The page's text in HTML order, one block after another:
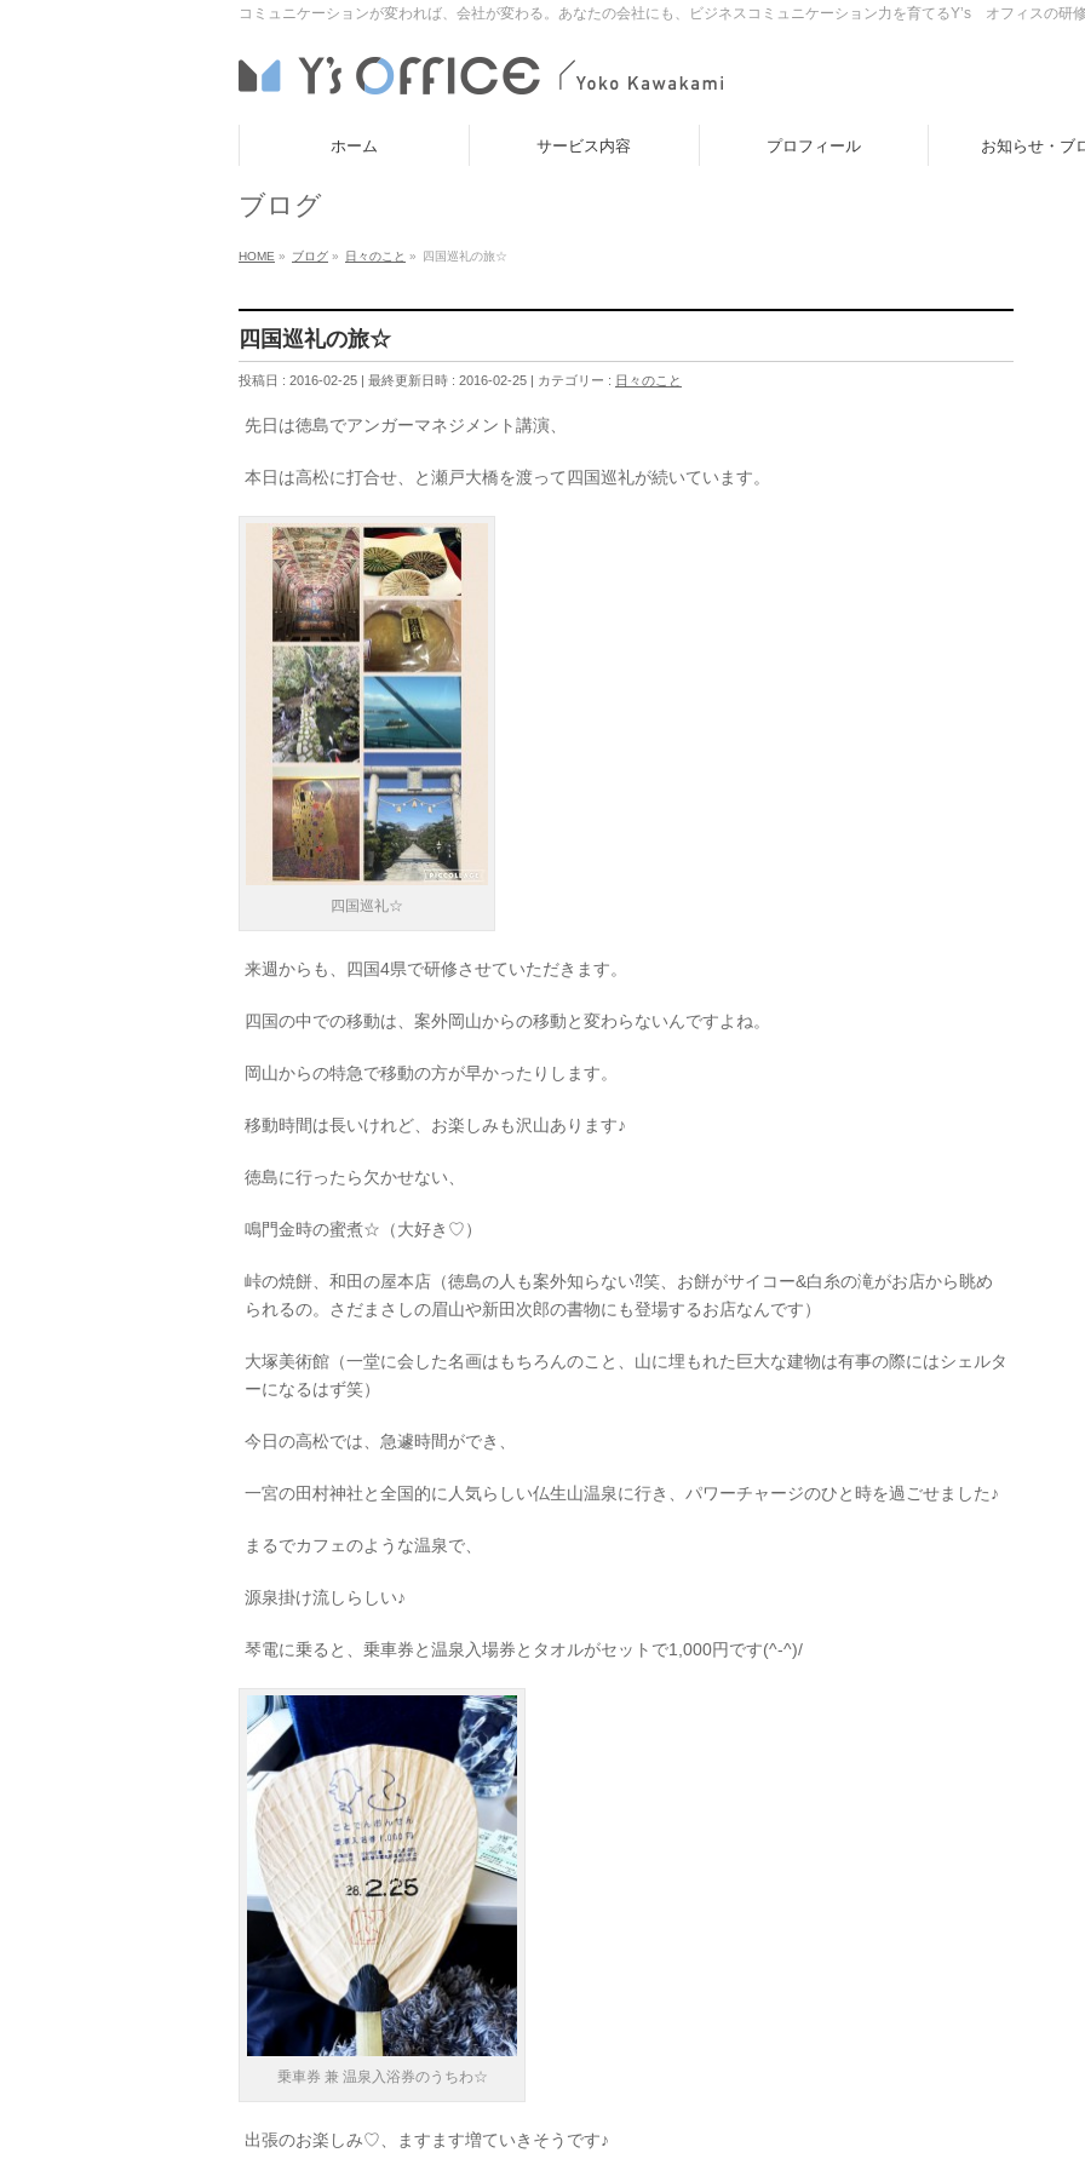
コミュニケーションが変われば、会社が変わる。あなたの会社にも、ビジネスコミュニケーション力を育てるY’s オフィスの研
ホーム サービス内容 プロフィール お知らせ・ブ
ブログ
HOME » ブログ » 日々のこと » 四国巡礼の旅☆
四国巡礼の旅☆
投稿日 : 2016-02-25 最終更新日時 : 2016-02-25 カテゴリー : 日々のこと
先日は徳島でアンガーマネジメント講演、
本日は高松に打合せ、と瀬戸大橋を渡って四国巡礼が続いています。
四国巡礼☆
来週からも、四国4県で研修させていただきます。
四国の中での移動は、案外岡山からの移動と変わらないんですよね。
岡山からの特急で移動の方が早かったりします。
移動時間は長いけれど、お楽しみも沢山あります♪
徳島に行ったら欠かせない、
鳴門金時の蜜煮☆（大好き♡）
峠の焼餅、和田の屋本店（徳島の人も案外知らない⁈笑、お餅がサイコー&白糸の滝がお店から眺め
られるの。さだまさしの眉山や新田次郎の書物にも登場するお店なんです）
大塚美術館（一堂に会した名画はもちろんのこと、山に埋もれた巨大な建物は有事の際にはシェルタ
ーになるはず笑）
今日の高松では、急遽時間ができ、
一宮の田村神社と全国的に人気らしい仏生山温泉に行き、パワーチャージのひと時を過ごせました♪
まるでカフェのような温泉で、
源泉掛け流しらしい♪
琴電に乗ると、乗車券と温泉入場券とタオルがセットで1,000円です(^-^)/
乗車券 兼 温泉入浴券のうちわ☆
出張のお楽しみ♡、ますます増ていきそうです♪